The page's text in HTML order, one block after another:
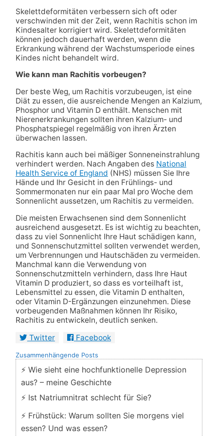
Skelettdeformitäten verbessern sich oft oder
verschwinden mit der Zeit, wenn Rachitis schon im
Kindesalter korrigiert wird. Skelettdeformitäten
können jedoch dauerhaft werden, wenn die
Erkrankung während der Wachstumsperiode eines
Kindes nicht behandelt wird.
Wie kann man Rachitis vorbeugen?
Der beste Weg, um Rachitis vorzubeugen, ist eine
Diät zu essen, die ausreichende Mengen an Kalzium,
Phosphor und Vitamin D enthält. Menschen mit
Nierenerkrankungen sollten ihren Kalzium- und
Phosphatspiegel regelmäßig von ihren Ärzten
überwachen lassen.
Rachitis kann auch bei mäßiger Sonneneinstrahlung
verhindert werden. Nach Angaben des National
Health Service of England (NHS) müssen Sie Ihre
Hände und Ihr Gesicht in den Frühlings- und
Sommermonaten nur ein paar Mal pro Woche dem
Sonnenlicht aussetzen, um Rachitis zu vermeiden.
Die meisten Erwachsenen sind dem Sonnenlicht
ausreichend ausgesetzt. Es ist wichtig zu beachten,
dass zu viel Sonnenlicht Ihre Haut schädigen kann,
und Sonnenschutzmittel sollten verwendet werden,
um Verbrennungen und Hautschäden zu vermeiden.
Manchmal kann die Verwendung von
Sonnenschutzmitteln verhindern, dass Ihre Haut
Vitamin D produziert, so dass es vorteilhaft ist,
Lebensmittel zu essen, die Vitamin D enthalten,
oder Vitamin D-Ergänzungen einzunehmen. Diese
vorbeugenden Maßnahmen können Ihr Risiko,
Rachitis zu entwickeln, deutlich senken.
Twitter
Facebook
Zusammenhängende Posts
⚡ Wie sieht eine hochfunktionelle Depression
aus? – meine Geschichte
⚡ Ist Natriumnitrat schlecht für Sie?
⚡ Frühstück: Warum sollten Sie morgens viel
essen? Und was essen?